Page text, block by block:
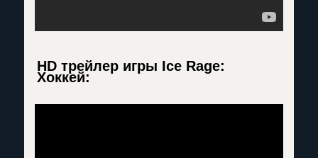
HD трейлер игры Ice Rage:
Хоккей: